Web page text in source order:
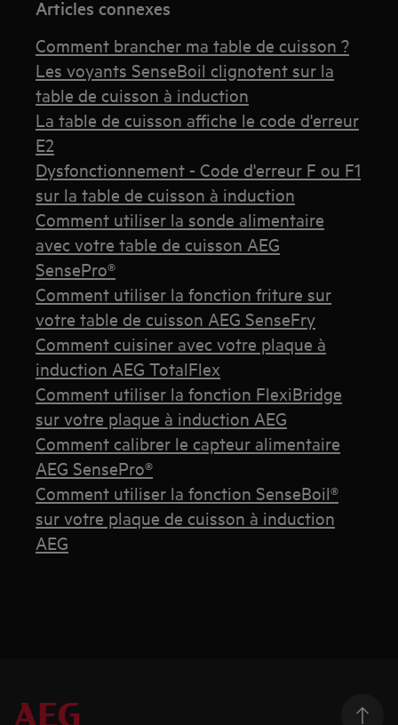
Articles connexes
Comment brancher ma table de cuisson ?
Les voyants SenseBoil clignotent sur la
table de cuisson à induction
La table de cuisson affiche le code d'erreur
E2
Dysfonctionnement - Code d'erreur F ou F1
sur la table de cuisson à induction
Comment utiliser la sonde alimentaire
avec votre table de cuisson AEG
SensePro®
Comment utiliser la fonction friture sur
votre table de cuisson AEG SenseFry
Comment cuisiner avec votre plaque à
induction AEG TotalFlex
Comment utiliser la fonction FlexiBridge
sur votre plaque à induction AEG
Comment calibrer le capteur alimentaire
AEG SensePro®
Comment utiliser la fonction SenseBoil®
sur votre plaque de cuisson à induction
AEG